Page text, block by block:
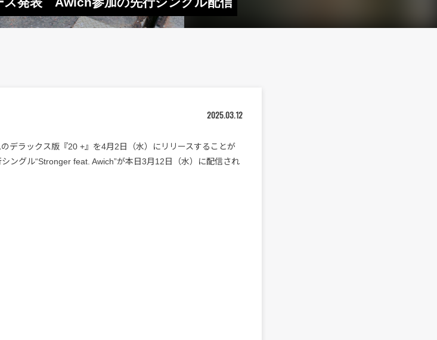
2025.03.12
デラックス版『20 +』を4月2日（水）にリリースすることが
ングル“Stronger feat. Awich”が本日3月12日（水）に配信され